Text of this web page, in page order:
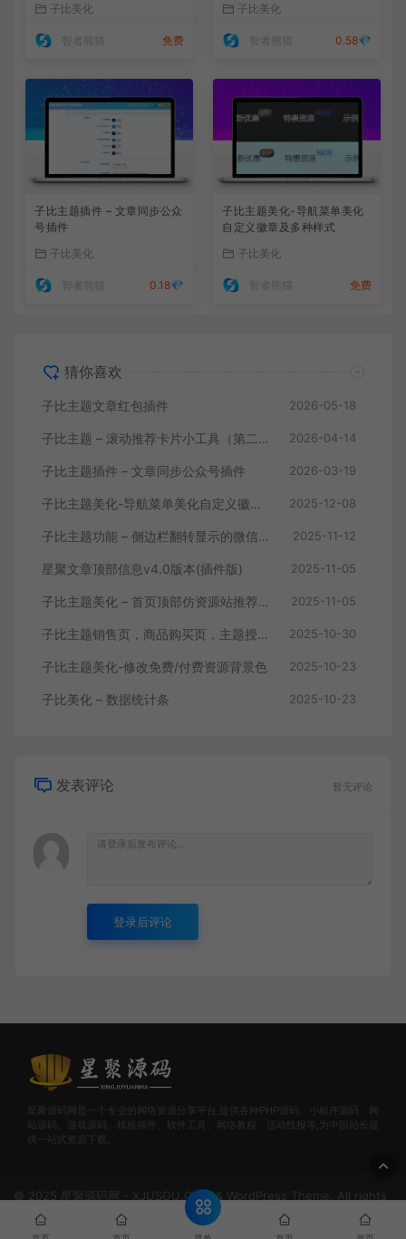
子比美化
智者熊猫 免费
子比美化
智者熊猫 0.58💎
子比主题插件 – 文章同步公众
号插件
子比美化
智者熊猫 0.18💎
子比主题美化-导航菜单美化
自定义徽章及多种样式
子比美化
智者熊猫 免费
猜你喜欢
子比主题文章红包插件 2026-05-18
子比主题 – 滚动推荐卡片小工具（第二版） 2026-04-14
子比主题插件 – 文章同步公众号插件 2026-03-19
子比主题美化-导航菜单美化自定义徽章及多种样式 2025-12-08
子比主题功能 – 侧边栏翻转显示的微信公众号、加群二维码 HTML展示框 2025-11-12
星聚文章顶部信息v4.0版本(插件版) 2025-11-05
子比主题美化 – 首页顶部仿资源站推荐广告+最新文章模块小工具 2025-11-05
子比主题销售页，商品购买页，主题授权页购买插件！ 2025-10-30
子比主题美化-修改免费/付费资源背景色 2025-10-23
子比美化 – 数据统计条 2025-10-23
发表评论 暂无评论
登录后评论
星聚源码网是一个专业的网络资源分享平台,提供各种PHP源码、小程序源码、网
站源码、游戏源码、模板插件、软件工具、网络教程、活动线报等,为中国站长提
供一站式资源下载。
© 2025 星聚源码网 - XJUSOU.COM & WordPress Theme. All rights
reserved
网站地图 甘公网安备62102502000147号
陇ICP备
2025021295号-3号